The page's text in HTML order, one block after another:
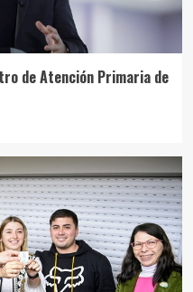
de Atención Primaria de